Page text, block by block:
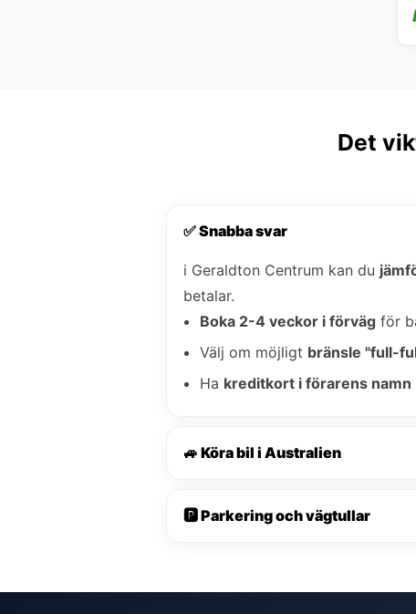
Det
✅ Snabba svar
i Geraldton Centrum kan du
betalar.
Boka 2-4 veckor i förväg för
Välj om möjligt bränsle "full-
Ha kreditkort i förarens namn
🚙 Köra bil i Australien
🅿️ Parkering och vägtullar